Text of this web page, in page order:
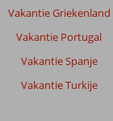
Vakantie Griekenland
Vakantie Portugal
Vakantie Spanje
Vakantie Turkije